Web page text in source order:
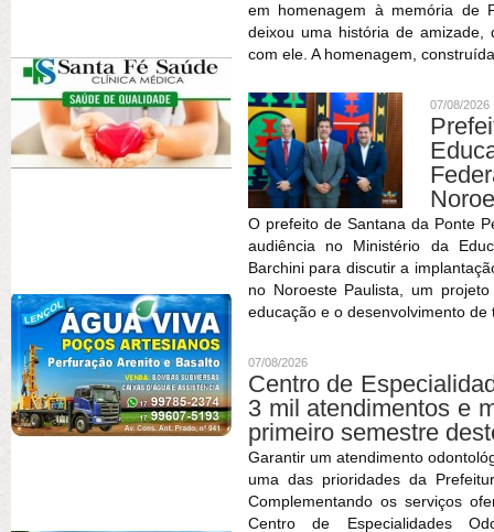
em homenagem à memória de
deixou uma história de
com ele. A homenagem,
07/08/2026
O prefeito de Santana da Ponte
audiência no Ministério da
Barchini para discutir a
no Noroeste Paulista, um
educação e o desenvolvimento
07/08/2026
Centro de
3 mil atendimentos e
primeiro semestre
Garantir um atendimento
uma das prioridades da
Complementando os serviços
Centro de Especialidades